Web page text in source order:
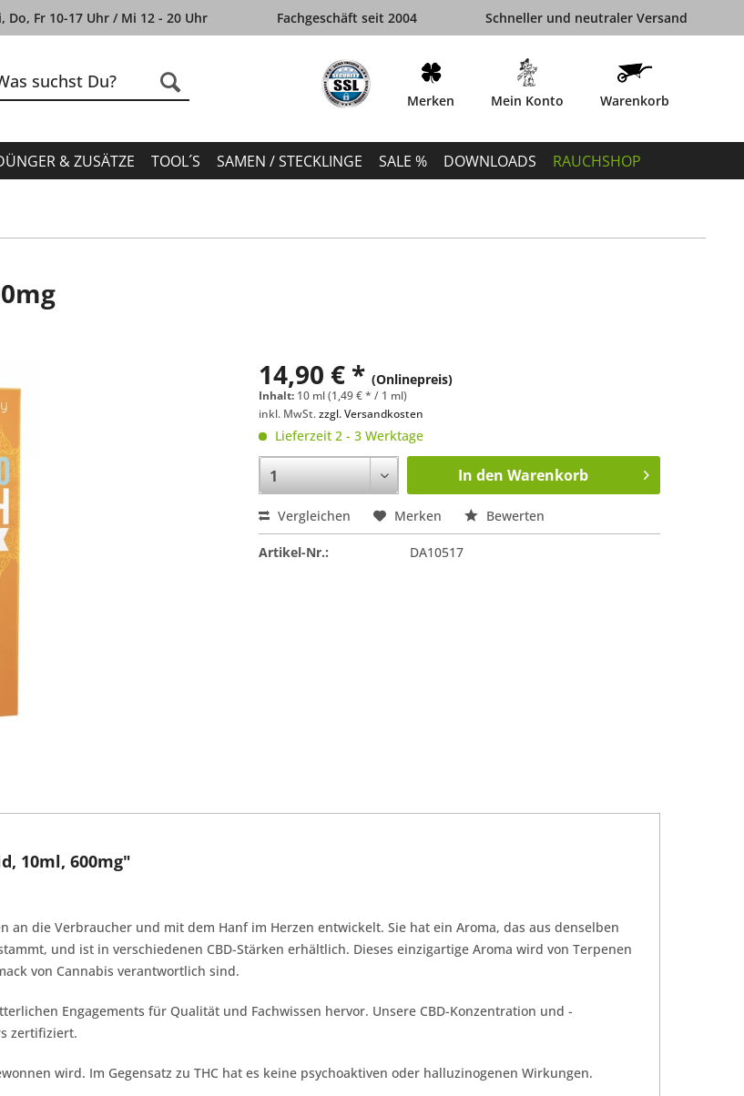
Fr 10-17 Uhr / Mi 12 - 20 Uhr Fachgeschäft seit 2004 Schneller und neutraler Versand
Merken Mein Konto Warenkorb
& ZUSÄTZE TOOL´S SAMEN / STECKLINGE SALE % DOWNLOADS RAUCHSHOP
14,90 € *(Onlinepreis)
Inhalt: 10 ml (1,49 € * / 1 ml)
inkl. MwSt.zzgl. Versandkosten
Lieferzeit 2 - 3 Werktage
In den Warenkorb
Vergleichen Merken Bewerten
Artikel-Nr.: DA10517
10ml, 600mg"
an die Verbraucher und mit dem Hanf im Herzen entwickelt. Sie hat ein Aroma, das aus denselben
und ist in verschiedenen CBD-Stärken erhältlich. Dieses einzigartige Aroma wird von Terpenen
von Cannabis verantwortlich sind.
Engagements für Qualität und Fachwissen hervor. Unsere CBD-Konzentration und -
zertifiziert.
wird. Im Gegensatz zu THC hat es keine psychoaktiven oder halluzinogenen Wirkungen.